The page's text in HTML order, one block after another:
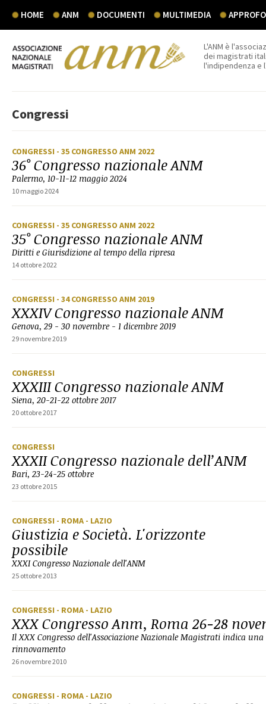
HOME ANM DOCUMENTI MULTIMEDIA
L'ANM è
dei magistrati
l'indipendenza e
Congressi
CONGRESSI - 35 CONGRESSO ANM 2022
36° Congresso nazionale ANM
Palermo, 10-11-12 maggio 2024
10 maggio 2024
CONGRESSI - 35 CONGRESSO ANM 2022
35° Congresso nazionale ANM
Diritti e Giurisdizione al tempo della ripresa
14 ottobre 2022
CONGRESSI - 34 CONGRESSO ANM 2019
XXXIV Congresso nazionale ANM
Genova, 29 - 30 novembre - 1 dicembre 2019
29 novembre 2019
CONGRESSI
XXXIII Congresso nazionale ANM
Siena, 20-21-22 ottobre 2017
20 ottobre 2017
CONGRESSI
XXXII Congresso nazionale dell’ANM
Bari, 23-24-25 ottobre
23 ottobre 2015
CONGRESSI - ROMA - LAZIO
Giustizia e Società. L'orizzonte
possibile
XXXI Congresso Nazionale dell'ANM
25 ottobre 2013
CONGRESSI - ROMA - LAZIO
XXX Congresso Anm, Roma 26-28
Il XXX Congresso dell'Associazione Nazionale Magistrati indica
rinnovamento
26 novembre 2010
CONGRESSI - ROMA - LAZIO